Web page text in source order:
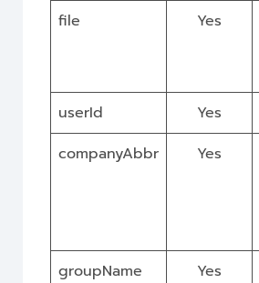
file Yes
userId
Yes
companyAbbr
Yes
groupName
Yes